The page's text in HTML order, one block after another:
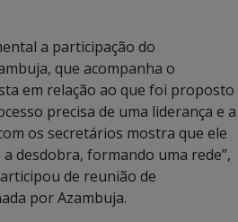
a participação do
que acompanha o
em relação ao que foi proposto
precisa de uma liderança e a
os secretários mostra que ele
desdobra, formando uma rede”,
de reunião de
por Azambuja.